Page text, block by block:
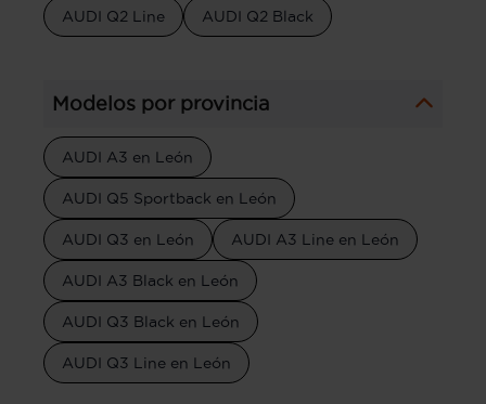
AUDI Q2 Line AUDI Q2 Black
Modelos por provincia
AUDI A3 en León
AUDI Q5 Sportback en León
AUDI Q3 en León AUDI A3 Line en León
AUDI A3 Black en León
AUDI Q3 Black en León
AUDI Q3 Line en León